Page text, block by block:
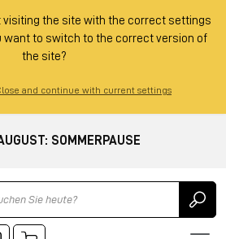
visiting the site with the correct settings
want to switch to the correct version of
the site?
and continue with current settings
SOMMERPAUSE